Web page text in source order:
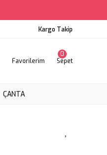
Kargo Takip
Favorilerim Sepet
0
ÇANTA